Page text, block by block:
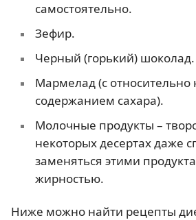
самостоятельно.
Зефир.
Черный (горький) шоколад.
Мармелад (с
содержанием сахара).
Молочные продукты –
некоторых десертах даже
заменяться этими
жирностью.
Ниже можно найти рецепты